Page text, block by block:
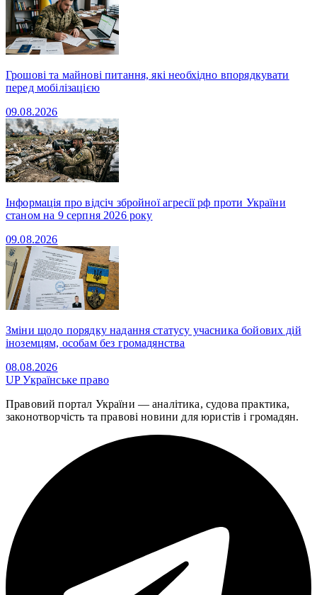
Грошові та майнові питання, які необхідно впорядкувати
перед мобілізацією
09.08.2026
Інформація про відсіч збройної агресії рф проти України
станом на 9 серпня 2026 року
09.08.2026
Зміни щодо порядку надання статусу учасника бойових дій
іноземцям, особам без громадянства
08.08.2026
UPУкраїнське право
Правовий портал України — аналітика, судова практика,
законотворчість та правові новини для юристів і громадян.